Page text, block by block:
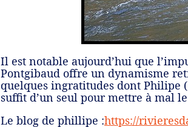
Il est notable aujourd’hui que
Pontgibaud offre un dynamisme
quelques ingratitudes dont Philipe
suffit d’un seul pour mettre à mal
Le blog de phillipe :https://